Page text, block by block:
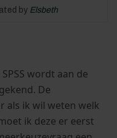
by Elsbeth
wordt aan de
De
als ik wil weten welk
ik deze er eerst